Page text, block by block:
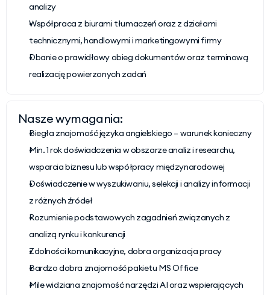
analizy
Współpraca z biurami tłumaczeń oraz z działami
technicznymi, handlowymi i marketingowymi firmy
Dbanie o prawidłowy obieg dokumentów oraz terminową
realizację powierzonych zadań
Nasze wymagania:
Biegła znajomość języka angielskiego – warunek konieczny
Min. 1 rok doświadczenia w obszarze analiz i researchu,
wsparcia biznesu lub współpracy międzynarodowej
Doświadczenie w wyszukiwaniu, selekcji i analizy informacji
z różnych źródeł
Rozumienie podstawowych zagadnień związanych z
analizą rynku i konkurencji
Zdolności komunikacyjne, dobra organizacja pracy
Bardzo dobra znajomość pakietu MS Office
Mile widziana znajomość narzędzi AI oraz wspierających